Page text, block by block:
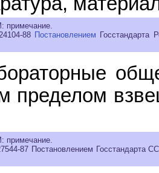
88 Постановлением Госстандарта
пределом
87 Постановлением Госстандарта